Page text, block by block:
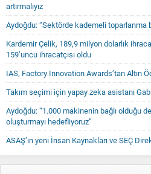
artırmalıyız
Aydoğdu: “Sektörde kademeli toparlanma
Kardemir Çelik, 189,9 milyon dolarlık
159’uncu ihracatçısı oldu
IAS, Factory Innovation Awards’tan Altın
Takım seçimi için yapay zeka asistanı
Aydoğdu: “1.000 makinenin bağlı olduğu
oluşturmayı hedefliyoruz”
ASAŞ’ın yeni İnsan Kaynakları ve SEÇ